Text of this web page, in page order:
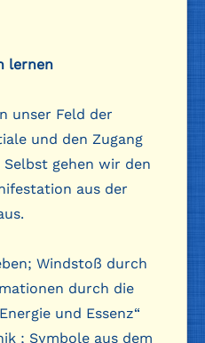
lernen
unser Feld der
und den Zugang
gehen wir den
aus der
Windstoß durch
durch die
und Essenz“
; Symbole aus dem